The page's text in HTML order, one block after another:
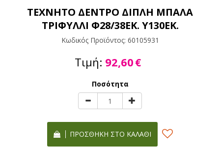
ΤΕΧΝΗΤΟ ΔΕΝΤΡΟ ΔΙΠΛΗ ΜΠΑΛΑ
ΤΡΙΦΥΛΛΙ Φ28/38ΕΚ. Y130ΕΚ.
Κωδικός Προϊόντος: 60105931
Τιμή: 92,60€
Ποσότητα
ΠΡΟΣΘΉΚΗ ΣΤΟ ΚΑΛΆΘΙ